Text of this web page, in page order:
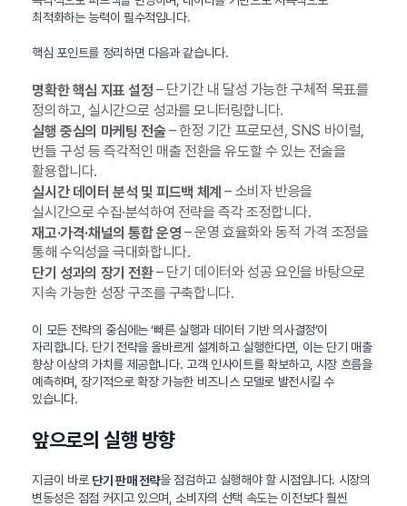
최적화하는 능력이 필수적입니다.
핵심 포인트를 정리하면 다음과 같습니다.
명확한 핵심 지표 설정 – 단기간 내 달성 가능한 구체적 목표를
정의하고, 실시간으로 성과를 모니터링합니다.
실행 중심의 마케팅 전술 – 한정 기간 프로모션, SNS 바이럴,
번들 구성 등 즉각적인 매출 전환을 유도할 수 있는 전술을
활용합니다.
실시간 데이터 분석 및 피드백 체계 – 소비자 반응을
실시간으로 수집·분석하여 전략을 즉각 조정합니다.
재고·가격·채널의 통합 운영 – 운영 효율화와 동적 가격 조정을
통해 수익성을 극대화합니다.
단기 성과의 장기 전환– 단기 데이터와 성공 요인을 바탕으로
지속 가능한 성장 구조를 구축합니다.
이 모든 전략의 중심에는 ‘빠른 실행과 데이터 기반 의사결정’이
자리합니다. 단기 전략을 올바르게 설계하고 실행한다면, 이는 단기 매출
향상 이상의 가치를 제공합니다. 고객 인사이트를 확보하고, 시장 흐름을
예측하며, 장기적으로 확장 가능한 비즈니스 모델로 발전시킬 수
있습니다.
앞으로의 실행 방향
지금이 바로 단기 판매 전략을 점검하고 실행해야 할 시점입니다. 시장의
변동성은 점점 커지고 있으며, 소비자의 선택 속도는 이전보다 훨씬